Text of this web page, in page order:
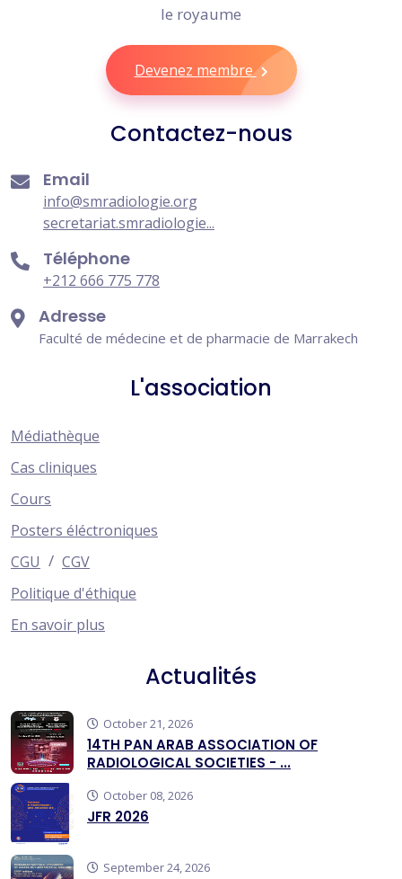
le royaume
Devenez membre
Contactez-nous
Email
info@smradiologie.org
secretariat.smradiologie...
Téléphone
+212 666 775 778
Adresse
Faculté de médecine et de pharmacie de Marrakech
L'association
Médiathèque
Cas cliniques
Cours
Posters éléctroniques
CGU / CGV
Politique d'éthique
En savoir plus
Actualités
October 21, 2026
14TH PAN ARAB ASSOCIATION OF
RADIOLOGICAL SOCIETIES - ...
October 08, 2026
JFR 2026
September 24, 2026